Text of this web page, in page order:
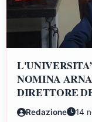
NOMINA
DIRETTORE
GIURIDICHE,
Redazione 14